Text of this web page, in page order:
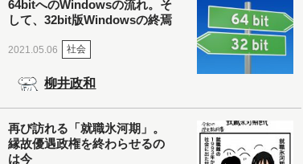
64bitへのWindowsの流れ。そ
して、32bit版Windowsの終焉
2021.05.06 社会
柳井政和
再び訪れる「就職氷河期」。
縁故優遇政権を終わらせるの
は今